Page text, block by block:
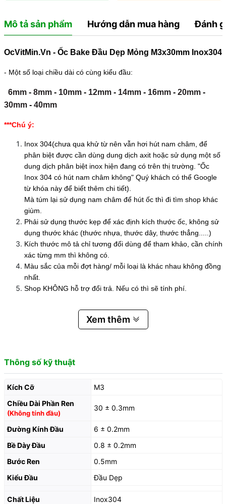
Mô tả sản phẩm Hướng dẫn mua hàng Đánh
OcVitMin.Vn - Ốc Bake Đầu Dẹp Mỏng M3x30mm Inox304
- Một số loại chiều dài có cùng kiểu đầu:
6mm- 8mm- 10mm- 12mm- 14mm- 16mm- 20mm-
30mm- 40mm
***Chú ý:
Inox 304(chưa qua khử từ nên vẫn hơi hút nam châm, để
phân biệt được cần dùng dung dịch axit hoặc sử dụng một số
dung dịch phân biệt inox hiện đang có trên thị trường. "Ốc
Inox 304 có hút nam châm không" Quý khách có thể Google
từ khóa này để biết thêm chi tiết).
Mà túm lại sử dụng nam châm để hút ốc thì đi tìm shop khác
giùm.
Phải sử dụng thước kẹp để xác định kích thước ốc, không sử
dụng thước khác (thước nhựa, thước dây, thước thẳng.....)
Kích thước mô tả chỉ tương đối dùng để tham khảo, cần chính
xác từng mm thì không có.
Màu sắc của mỗi đợt hàng/ mỗi loại là khác nhau không đồng
nhất.
Shop KHÔNG hỗ trợ đổi trả. Nếu có thì sẽ tính phí.
Xem thêm
Thông số kỹ thuật
Kích Cỡ
M3
Chiều Dài Phần Ren
(Không tính đầu)
30 ± 0.3mm
Đường Kính Đầu
6 ± 0.2mm
Bề Dày Đầu
0.8 ± 0.2mm
Bước Ren
0.5mm
Kiểu Đầu
Đầu Dẹp
Chất Liệu
Inox304